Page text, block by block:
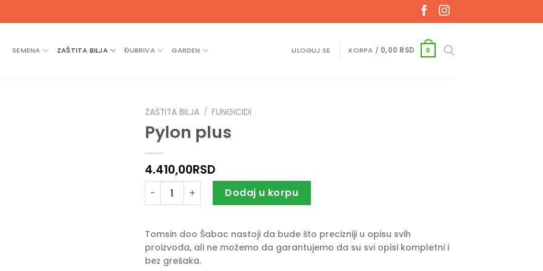
SEMENA ZAŠTITA BILJA ĐUBRIVA GARDEN ULOGUJ SE KORPA / 0,00 RSD 0
ZAŠTITA BILJA / FUNGICIDI
Pylon plus
4.410,00RSD
Pylon plus količinaDodaj u korpu
Tomsin doo Šabac nastoji da bude što precizniji u opisu svih
proizvoda, ali ne možemo da garantujemo da su svi opisi kompletni i
bez grešaka.